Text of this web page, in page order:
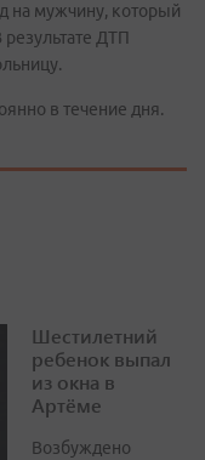
на мужчину, который
ДТП
в течение дня.
Шестилетний
ребенок выпал
из окна в
Артёме
Возбуждено